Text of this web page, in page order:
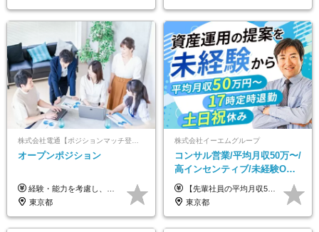
株式会社電通【ポジションマッチ登録】
オープンポジション
経験・能力を考慮し、当社規定により決定します。 ▼参考情報 ------------ 年収イメージ：500万～1500万
東京都
株式会社イーエムグループ
コンサル営業/平均月収50万〜/
高インセンティブ/未経験OK/
残業なし/4,50代も活躍/ブラン
ク可/面接1回
【先輩社員の平均月収50万円】 月給30万円以上+インセンティブ+その他手当 ※経験・スキルを考慮の上で給与を決定します ※上記には5万円（月20時間分）のみなし残業代と一律手当（営業手当4万円、能力評価手当4万円）を含みます ※上記を超える残業代は別途全額支給します ※試用期間：3ヶ月あり（試用期間中の待遇に差異なし）
東京都